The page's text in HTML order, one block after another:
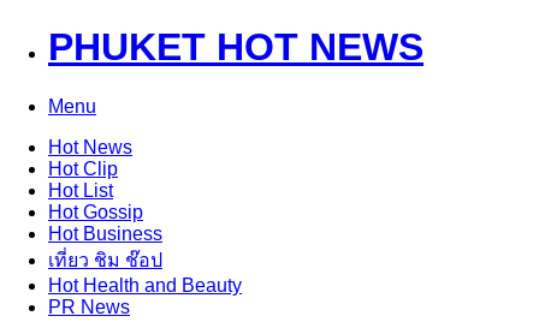
PHUKET HOT NEWS
Menu
HotNews
HotClip
HotList
HotGossip
HotBusiness
เที่ยว ชิม ช๊อป
HotHealth and Beauty
PR News